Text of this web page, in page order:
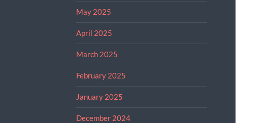
May 2025
April 2025
March 2025
February 2025
January 2025
December 2024